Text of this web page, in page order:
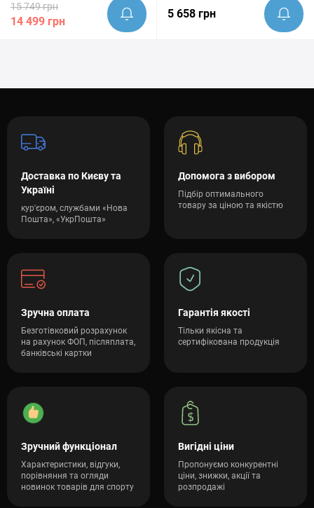
15 749 грн
14 499 грн
5 658 грн
Доставка по Києву та
Україні
кур'єром, службами «Нова
Пошта», «УкрПошта»
Допомога з вибором
Підбір оптимального
товару за ціною та якістю
Зручна оплата
Безготівковий розрахунок
на рахунок ФОП, післяплата,
банківські картки
Гарантія якості
Тільки якісна та
сертифікована продукція
Зручний функціонал
Характеристики, відгуки,
порівняння та огляди
новинок товарів для спорту
Вигідні ціни
Пропонуємо конкурентні
ціни, знижки, акції та
розпродажі